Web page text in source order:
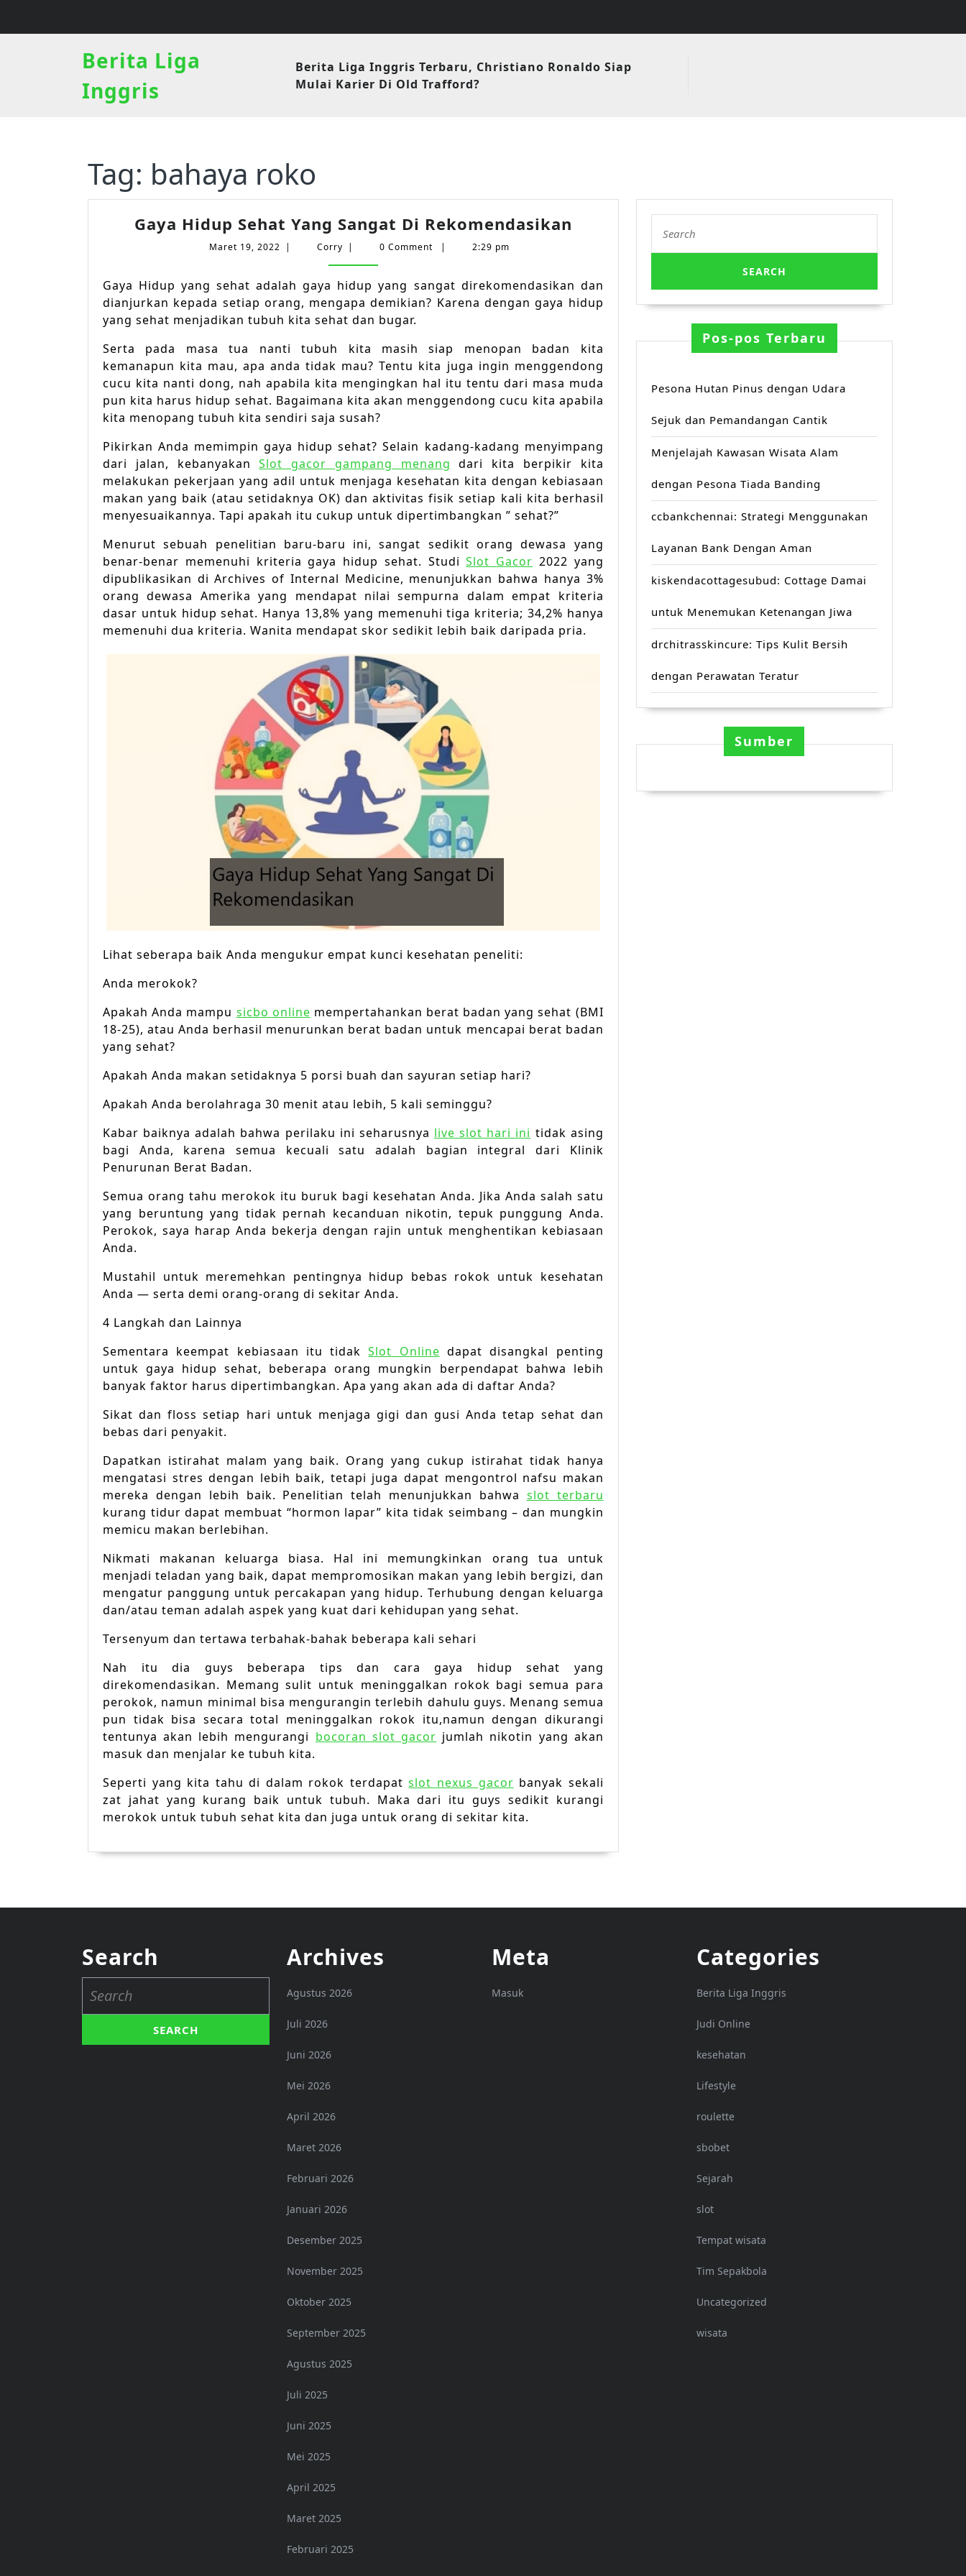
Berita Liga
Inggris
Berita Liga Inggris Terbaru, Christiano Ronaldo Siap
Mulai Karier Di Old Trafford?
Tag: bahaya roko
Gaya Hidup Sehat Yang Sangat Di Rekomendasikan
Yang
Sangat
Rekomendasikan
Maret 19, 2022 Maret
| Corry Corry
| 0 Comment | 2:29 pm
Gaya Hidup yang sehat adalah gaya hidup yang sangat direkomendasikan dan
dianjurkan kepada setiap orang, mengapa demikian? Karena dengan gaya hidup
yang sehat menjadikan tubuh kita sehat dan bugar.
Serta pada masa tua nanti tubuh kita masih siap menopan badan kita
kemanapun kita mau, apa anda tidak mau? Tentu kita juga ingin menggendong
cucu kita nanti dong, nah apabila kita mengingkan hal itu tentu dari masa muda
pun kita harus hidup sehat. Bagaimana kita akan menggendong cucu kita apabila
kita menopang tubuh kita sendiri saja susah?
Pikirkan Anda memimpin gaya hidup sehat? Selain kadang-kadang menyimpang
dari jalan, kebanyakanSlot gacor gampang menang dari kita berpikir kita
melakukan pekerjaan yang adil untuk menjaga kesehatan kita dengan kebiasaan
makan yang baik (atau setidaknya OK) dan aktivitas fisik setiap kali kita berhasil
menyesuaikannya. Tapi apakah itu cukup untuk dipertimbangkan ” sehat?”
Menurut sebuah penelitian baru-baru ini, sangat sedikit orang dewasa yang
benar-benar memenuhi kriteria gaya hidup sehat. StudiSlot Gacor 2022 yang
dipublikasikan di Archives of Internal Medicine, menunjukkan bahwa hanya 3%
orang dewasa Amerika yang mendapat nilai sempurna dalam empat kriteria
dasar untuk hidup sehat. Hanya 13,8% yang memenuhi tiga kriteria; 34,2% hanya
memenuhi dua kriteria. Wanita mendapat skor sedikit lebih baik daripada pria.
Lihat seberapa baik Anda mengukur empat kunci kesehatan peneliti:
Anda merokok?
Apakah Anda mampu sicbo online mempertahankan berat badan yang sehat (BMI
18-25), atau Anda berhasil menurunkan berat badan untuk mencapai berat badan
yang sehat?
Apakah Anda makan setidaknya 5 porsi buah dan sayuran setiap hari?
Apakah Anda berolahraga 30 menit atau lebih, 5 kali seminggu?
Kabar baiknya adalah bahwa perilaku ini seharusnya live slot hari ini tidak asing
bagi Anda, karena semua kecuali satu adalah bagian integral dari Klinik
Penurunan Berat Badan.
Semua orang tahu merokok itu buruk bagi kesehatan Anda. Jika Anda salah satu
yang beruntung yang tidak pernah kecanduan nikotin, tepuk punggung Anda.
Perokok, saya harap Anda bekerja dengan rajin untuk menghentikan kebiasaan
Anda.
Mustahil untuk meremehkan pentingnya hidup bebas rokok untuk kesehatan
Anda — serta demi orang-orang di sekitar Anda.
4 Langkah dan Lainnya
Sementara keempat kebiasaan itu tidakSlot Online dapat disangkal penting
untuk gaya hidup sehat, beberapa orang mungkin berpendapat bahwa lebih
banyak faktor harus dipertimbangkan. Apa yang akan ada di daftar Anda?
Sikat dan floss setiap hari untuk menjaga gigi dan gusi Anda tetap sehat dan
bebas dari penyakit.
Dapatkan istirahat malam yang baik. Orang yang cukup istirahat tidak hanya
mengatasi stres dengan lebih baik, tetapi juga dapat mengontrol nafsu makan
mereka dengan lebih baik. Penelitian telah menunjukkan bahwa slot terbaru
kurang tidur dapat membuat “hormon lapar” kita tidak seimbang – dan mungkin
memicu makan berlebihan.
Nikmati makanan keluarga biasa. Hal ini memungkinkan orang tua untuk
menjadi teladan yang baik, dapat mempromosikan makan yang lebih bergizi, dan
mengatur panggung untuk percakapan yang hidup. Terhubung dengan keluarga
dan/atau teman adalah aspek yang kuat dari kehidupan yang sehat.
Tersenyum dan tertawa terbahak-bahak beberapa kali sehari
Nah itu dia guys beberapa tips dan cara gaya hidup sehat yang
direkomendasikan. Memang sulit untuk meninggalkan rokok bagi semua para
perokok, namun minimal bisa mengurangin terlebih dahulu guys. Menang semua
pun tidak bisa secara total meninggalkan rokok itu,namun dengan dikurangi
tentunya akan lebih mengurangi bocoran slot gacor jumlah nikotin yang akan
masuk dan menjalar ke tubuh kita.
Seperti yang kita tahu di dalam rokok terdapatslot nexus gacor banyak sekali
zat jahat yang kurang baik untuk tubuh. Maka dari itu guys sedikit kurangi
merokok untuk tubuh sehat kita dan juga untuk orang di sekitar kita.
for:
Pos-pos Terbaru
Pesona Hutan Pinus dengan Udara
Sejuk dan Pemandangan Cantik
Menjelajah Kawasan Wisata Alam
dengan Pesona Tiada Banding
ccbankchennai: Strategi Menggunakan
Layanan Bank Dengan Aman
kiskendacottagesubud: Cottage Damai
untuk Menemukan Ketenangan Jiwa
drchitrasskincure: Tips Kulit Bersih
dengan Perawatan Teratur
Sumber
Search
for:
Archives
Agustus 2026
Juli 2026
Juni 2026
Mei 2026
April 2026
Maret 2026
Februari 2026
Januari 2026
Desember 2025
November 2025
Oktober 2025
September 2025
Agustus 2025
Juli 2025
Juni 2025
Mei 2025
April 2025
Maret 2025
Februari 2025
Meta
Masuk
Categories
Berita Liga Inggris
Judi Online
kesehatan
Lifestyle
roulette
sbobet
Sejarah
slot
Tempat wisata
Tim Sepakbola
Uncategorized
wisata